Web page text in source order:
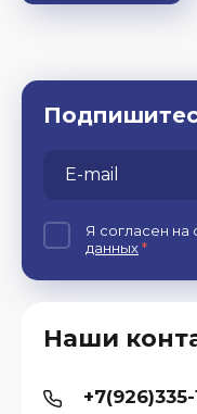
Наши
+7(926)335-
Я согласен на
данных*